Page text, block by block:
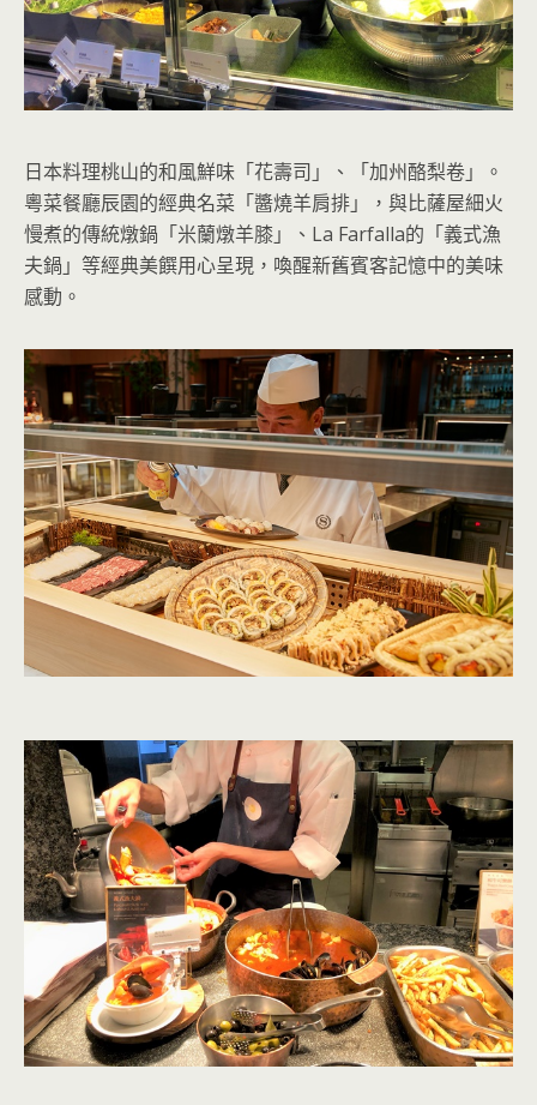
日本料理桃山的和風鮮味「花壽司」、「加州酪梨卷」。
粵菜餐廳辰園的經典名菜「醬燒羊肩排」，與比薩屋細火
慢煮的傳統燉鍋「米蘭燉羊膝」、La Farfalla的「義式漁
夫鍋」等經典美饌用心呈現，喚醒新舊賓客記憶中的美味
感動。